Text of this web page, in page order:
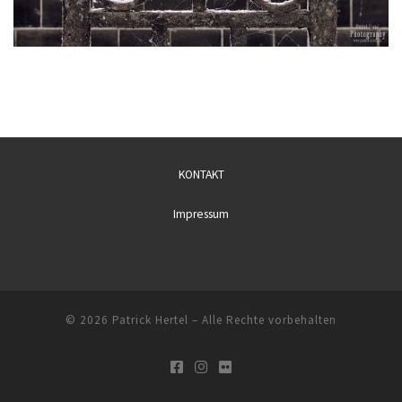
KONTAKT
Impressum
© 2026 Patrick Hertel – Alle Rechte vorbehalten